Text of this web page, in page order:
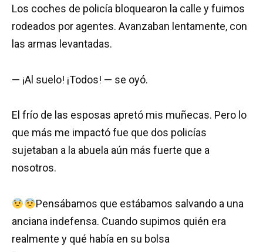
Los coches de policía bloquearon la calle y fuimos
rodeados por agentes. Avanzaban lentamente, con
las armas levantadas.
— ¡Al suelo! ¡Todos! — se oyó.
El frío de las esposas apretó mis muñecas. Pero lo
que más me impactó fue que dos policías
sujetaban a la abuela aún más fuerte que a
nosotros.
Pensábamos que estábamos salvando a una
anciana indefensa. Cuando supimos quién era
realmente y qué había en su bolsa